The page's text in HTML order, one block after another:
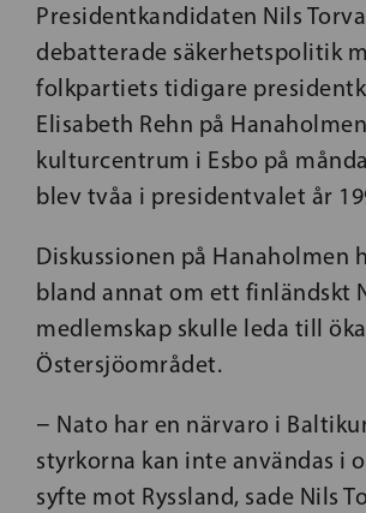
Presidentkandidaten Nils
debatterade säkerhetspolitik
folkpartiets tidigare
Elisabeth Rehn på
kulturcentrum i Esbo på
blev tvåa i presidentvalet år
Diskussionen på Hanaholmen
bland annat om ett finländskt
medlemskap skulle leda till
Östersjöområdet.
− Nato har en närvaro i
styrkorna kan inte användas i
syfte mot Ryssland, sade Nils